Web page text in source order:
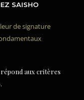
SAISHO
de signature
aux critères